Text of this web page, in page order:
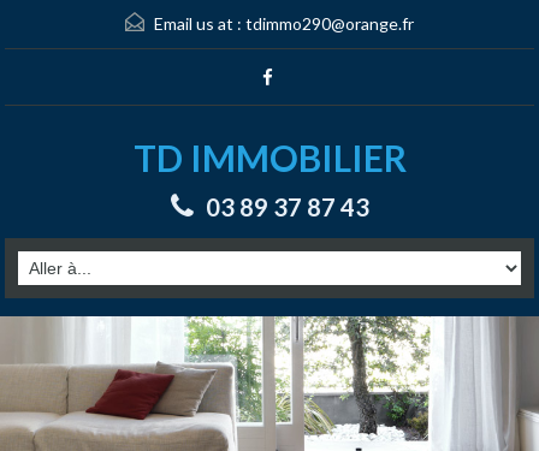
Email us at : tdimmo290@orange.fr
TD IMMOBILIER
03 89 37 87 43